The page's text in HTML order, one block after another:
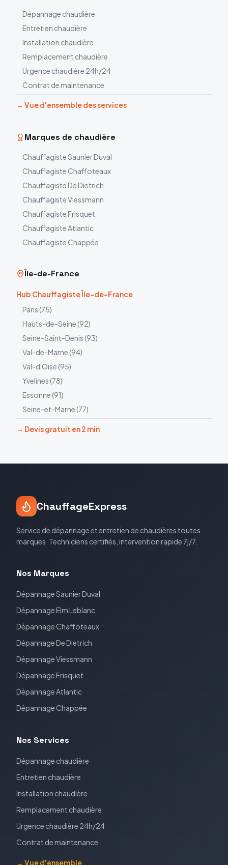
Dépannage chaudière
Entretien chaudière
Installation chaudière
Remplacement chaudière
Urgence chaudière 24h/24
Contrat de maintenance
→ Vue d'ensemble des services
Marques de chaudière
ChauffagisteSaunier Duval
Chauffagiste Chaffoteaux
Chauffagiste De Dietrich
ChauffagisteViessmann
Chauffagiste Frisquet
ChauffagisteAtlantic
Chauffagiste Chappée
Île-de-France
Hub Chauffagiste Île-de-France
Paris (75)
Hauts-de-Seine (92)
Seine-Saint-Denis (93)
Val-de-Marne (94)
Val-d'Oise (95)
Yvelines (78)
Essonne (91)
Seine-et-Marne (77)
→ Devis gratuit en 2 min
ChauffageExpress
Service de dépannage et entretien de chaudières toutes
marques. Techniciens certifiés, intervention rapide 7j/7.
Nos Marques
DépannageSaunier Duval
DépannageElm Leblanc
Dépannage Chaffoteaux
DépannageDe Dietrich
DépannageViessmann
DépannageFrisquet
DépannageAtlantic
Dépannage Chappée
Nos Services
Dépannage chaudière
Entretien chaudière
Installation chaudière
Remplacement chaudière
Urgence chaudière 24h/24
Contrat de maintenance
→ Vue d'ensemble